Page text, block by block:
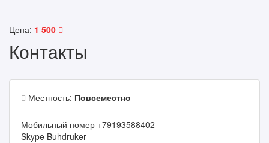
Цена: 1 500
Контакты
Местность: Повсеместно
Мобильный номер +79193588402
Skype Buhdruker